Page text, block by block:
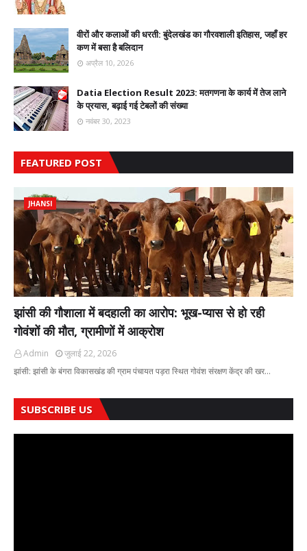
वीरों और कलाओं की धरती: बुंदेलखंड का गौरवशाली इतिहास, जहाँ हर
कण में बसा है बलिदान
अप्रैल 10, 2026
Datia Election Result 2023: मतगणना के कार्य में तेज लाने
के प्रयास, बढ़ाई गई टेबलों की संख्या
नवंबर 30, 2023
FEATURED POST
JHANSI
झांसी की गौशाला में बदहाली का आरोप: भूख-प्यास से हो रही
गोवंशों की मौत, ग्रामीणों में आक्रोश
Admin
जुलाई 22, 2026
झांसी: झांसी के बंगरा विकासखंड की ग्राम पंचायत पड़रा स्थित गोवंश संरक्षण केंद्र की खर…
SUBSCRIBE US